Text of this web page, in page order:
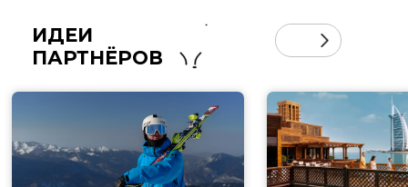
ИДЕИ
ПАРТНЁРОВ